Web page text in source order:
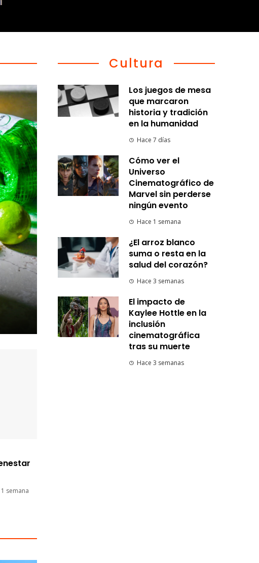
semana
Cultura
Los juegos de mesa
que marcaron
historia y tradición
en la humanidad
Hace 7 días
Cómo ver el
Universo
Cinematográfico de
Marvel sin perderse
ningún evento
Hace 1 semana
¿El arroz blanco
suma o resta en la
salud del corazón?
Hace 3 semanas
El impacto de
Kaylee Hottle en la
inclusión
cinematográfica
tras su muerte
Hace 3 semanas